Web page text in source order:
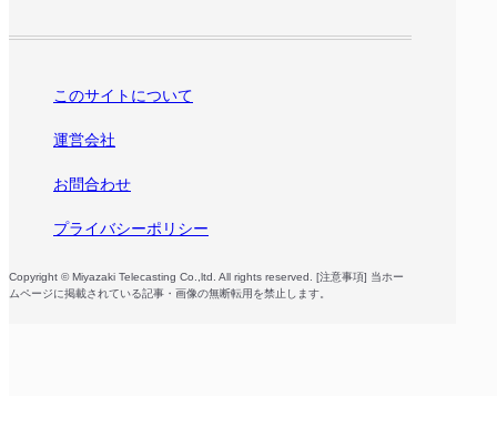
このサイトについて
運営会社
お問合わせ
プライバシーポリシー
Copyright © Miyazaki Telecasting Co.,ltd. All rights reserved. [注意事項] 当ホー
ムページに掲載されている記事・画像の無断転用を禁止します。